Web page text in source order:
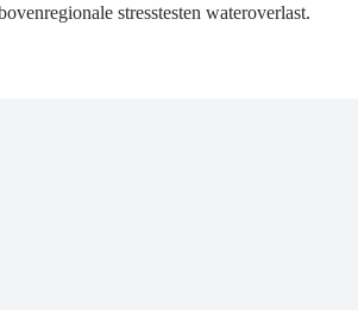
stresstesten wateroverlast.